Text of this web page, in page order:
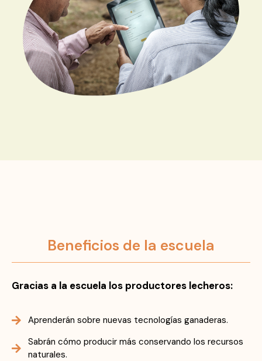
Beneficios de la escuela
Gracias a la escuela los productores lecheros:
Aprenderán sobre nuevas tecnologías ganaderas.
Sabrán cómo producir más conservando los recursos
naturales.